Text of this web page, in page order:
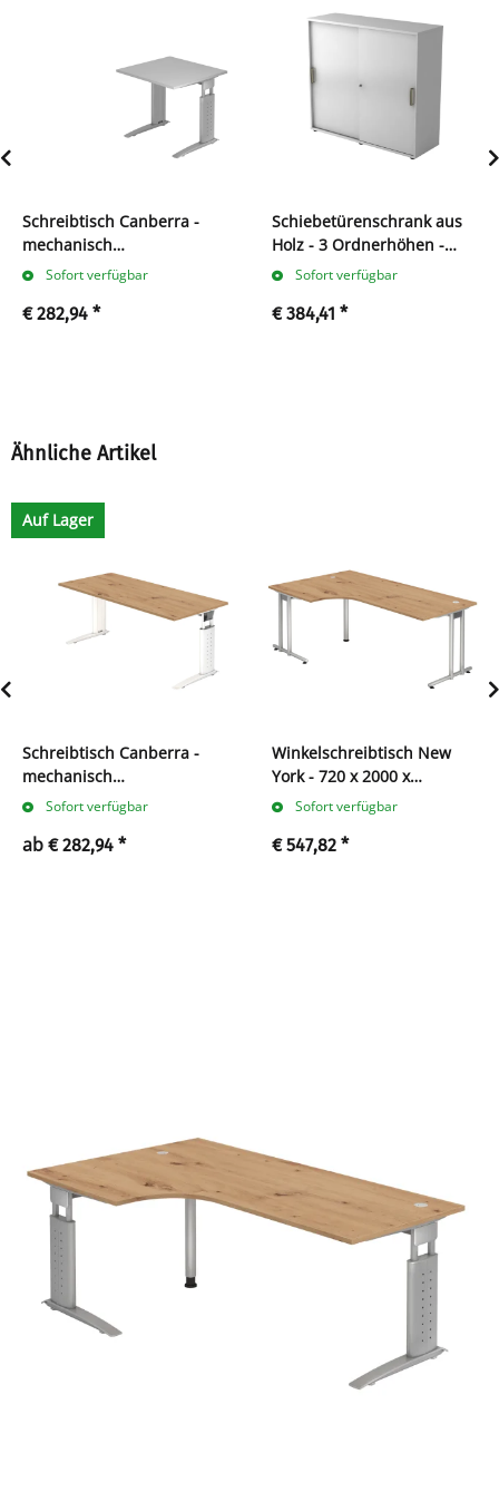
Schreibtisch Canberra -
mechanisch
höhenverstellbar - B 800
Sofort verfügbar
€ 282,94 *
Schiebetürenschrank aus
Holz - 3 Ordnerhöhen -
zerlegt - grau - Streifengriff
Sofort verfügbar
€ 384,41 *
Ähnliche Artikel
Auf Lager
Schreibtisch Canberra -
mechanisch
höhenverstellbar - C-Fuß
Sofort verfügbar
ab € 282,94 *
Winkelschreibtisch New
York - 720 x 2000 x
800/1200 mm - C-Fuß
Sofort verfügbar
€ 547,82 *